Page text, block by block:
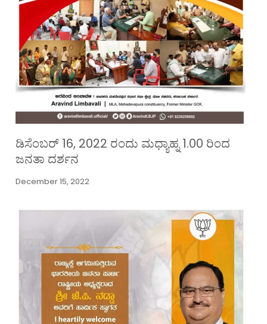
ಡಿಸೆಂಬರ್ 16, 2022 ರಂದು ಮಧ್ಯಾಹ್ನ 1.00 ರಿಂದ
ಜನತಾ ದರ್ಶನ
December 15, 2022